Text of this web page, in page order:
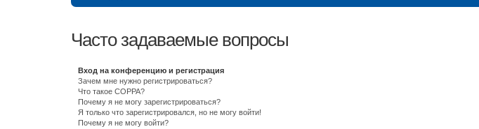
Часто задаваемые вопросы
Вход на конференцию и регистрация
Зачем мне нужно регистрироваться?
Что такое COPPA?
Почему я не могу зарегистрироваться?
Я только что зарегистрировался, но не могу войти!
Почему я не могу войти?